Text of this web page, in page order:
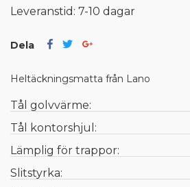
Leveranstid: 7-10 dagar
Dela
Heltäckningsmatta från Lano
Tål golvvärme:
Tål kontorshjul:
Lämplig för trappor:
Slitstyrka: